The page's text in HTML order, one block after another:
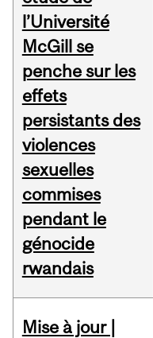
l’Université
McGill se
penche sur les
effets
persistants des
violences
sexuelles
commises
pendant le
génocide
rwandais
Mise à jour |